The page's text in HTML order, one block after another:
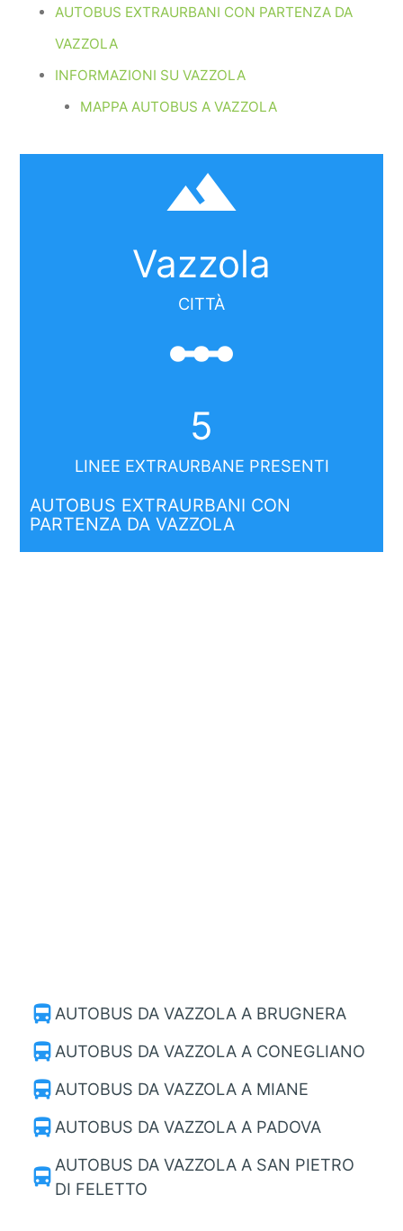
AUTOBUS EXTRAURBANI CON PARTENZA DA
VAZZOLA
INFORMAZIONI SU VAZZOLA
MAPPA AUTOBUS A VAZZOLA
filter_hdr
Vazzola
CITTÀ
linear_scale
5
LINEE EXTRAURBANE PRESENTI
AUTOBUS EXTRAURBANI CON
PARTENZA DA VAZZOLA
directions_bus AUTOBUS DA VAZZOLA A BRUGNERA
directions_bus AUTOBUS DA VAZZOLA A CONEGLIANO
directions_bus AUTOBUS DA VAZZOLA A MIANE
directions_bus AUTOBUS DA VAZZOLA A PADOVA
directions_bus AUTOBUS DA VAZZOLA A SAN PIETRO
DI FELETTO